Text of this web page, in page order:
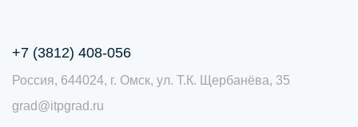
+7 (3812) 408-056
Россия, 644024, г. Омск, ул. Т.К. Щербанёва, 35
grad@itpgrad.ru